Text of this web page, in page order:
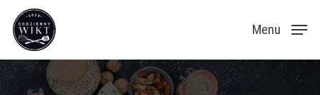
Skip
main
content
Menu